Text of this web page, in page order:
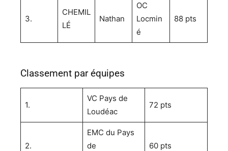
3.
CHEMIL
LÉ
Nathan
OC
Locmin
é
88 pts
Classement par équipes
1.
VC Pays de
Loudéac
72 pts
2.
EMC du Pays
de
60 pts